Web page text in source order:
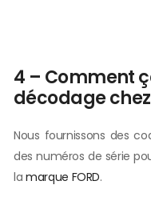
4 – Comment
décodage
Nous fournissons des
des numéros de série
la marque FORD.